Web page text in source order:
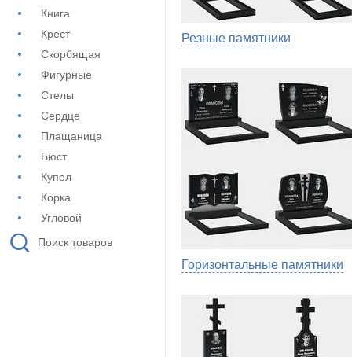
Книга
Крест
Скорбящая
Фигурные
Стелы
Сердце
Плащаница
Бюст
Купол
Корка
Угловой
Поиск товаров
Резные памятники
Горизонтальные памятники